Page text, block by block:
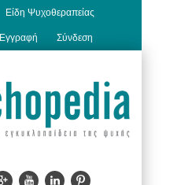
Είδη Ψυχοθεραπείας
Εγγραφή Σύνδεση